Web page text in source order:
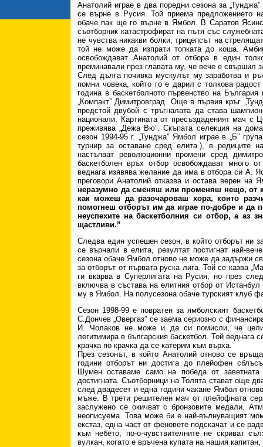
Анатолий играе в два поредни сезона за
се върне в Русия. Той приема предложението
обаче пак ще го върне в Ямбол. В Саратов
съотборник катастрофират на пътя със
не чувства никакви болки, трицепсът на
той не може да изпрати топката до коша.
освобождават Анатолий от отбора в един
преминавали през главата му, че вече е свършил
След дълга почивка мускулът му заработва и
помни човека, който го е дарил с толкова
година в баскетболното първенство на
„Компакт” Димитровград. Още в първия кръг
предстой двубой с тръгналата да става
национали. Картината от пресъздаденият мач с
преживява „Дежа Вю”. Скъпата селекция на
сезон 1994-95 г. „Тунджа” Ямбол играе в „Б”
турнир за оставане сред елита.), в редиците
настъпват революционни промени сред
баскетболен връх отбор освобождават много
веднага изявява желание да има в отбора си А.
преговори Анатолий отказва и остава верен на
неразумно да сменяш или променяш нещо, от
как можеш да разочароваш хора, които
помогнеш отборът им да играе по-добре и да
неуспехите на баскетболния си отбор, а аз
щастливи.”
Следва един успешен сезон, в който отборът ни
се върнали в елита, резултат постигнат най-
сезона обаче Ямбол отново не може да задържи
за отборът от първата руска лига. Той се казва
ги вкарва в Суперлигата на Русия, но през
включва в състава на елитния отбор от
му в Ямбол. На полусезона обаче турският клуб
Сезон 1998-99 е повратен за ямболският
С.Дончев „Овергаз” се заема сериозно с
И. Чолаков не може и да си помисли, че
легитимира в българския баскетбол. Той веднага
крачка по крачка да се катерим към върха.
През сезонът, в който Анатолий отново се
години отборът ни достига до плейофен
Шумен оставаме само на победа от
достигната. Съотборници на Толята стават още
след двадесет и една години чакане Ямбол
мъже. В трети решителен мач от плейофната
заслужено се окичват с бронзовите медали.
неописуема. Това може би е най-вълнуващият
екстаз, една част от феновете подскачат и се
към небето, по-о-чувствителните не скриват
вулкан, когато е връчена купата на нашия